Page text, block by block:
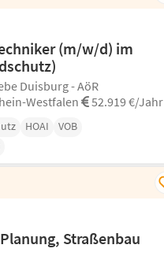
(m/w/d) im
Duisburg - AöR
Westfalen
52.919 €/Jahr
HOAI
VOB
Straßenbau